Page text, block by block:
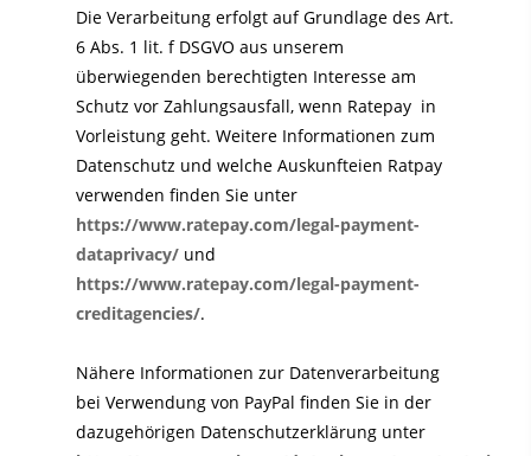
Die Verarbeitung erfolgt auf Grundlage des Art.
6 Abs. 1 lit. f DSGVO aus unserem
überwiegenden berechtigten Interesse am
Schutz vor Zahlungsausfall, wenn Ratepay in
Vorleistung geht. Weitere Informationen zum
Datenschutz und welche Auskunfteien Ratpay
verwenden finden Sie unter
https://www.ratepay.com/legal-payment-
dataprivacy/ und
https://www.ratepay.com/legal-payment-
creditagencies/.
Nähere Informationen zur Datenverarbeitung
bei Verwendung von PayPal finden Sie in der
dazugehörigen Datenschutzerklärung unter